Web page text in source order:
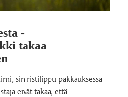
-
takaa
siniristilippu pakkauksessa
eivät takaa, että